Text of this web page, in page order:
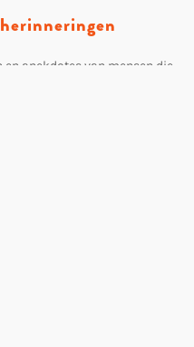
anekdotes van mensen die